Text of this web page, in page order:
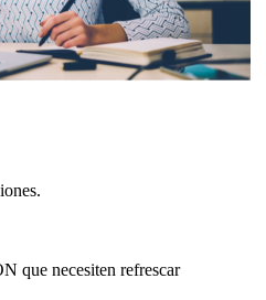
que necesiten refrescar